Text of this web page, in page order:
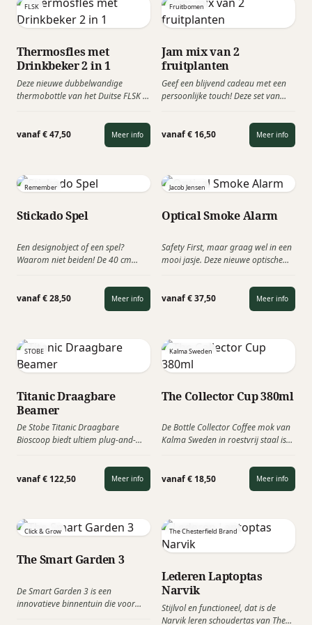
als handbagage en zijn dus perfect
voor budgetbewuste reizigers die
op zoek zijn naar stevige,
ruimte en een praktische indeling.
cl. Mooi als toevoeging van een
pakket maar ook als
jubileumcadeau!
FLSK
Thermosfles met
Drinkbeker 2 in 1
Deze nieuwe dubbelwandige
thermobottle van het Duitse FLSK is
thermosfles heeft het ook een
geïntegreerde drinkbeker.
vanaf € 47,50 Meer info
Fruitbomen
Jam mix van 2
fruitplanten
Geef een blijvend cadeau met een
persoonlijke touch! Deze set van
perfect voor een mini-moestuin,
thuis op het balkon of in de tuin.
Een duurzaam geschenk waarmee
bessenmix
vanaf € 16,50 Meer info
Remember
Stickado Spel
Een designobject of een spel?
Waarom niet beiden! De 40 cm
kunnen samen met de houten ring
worden omgetoverd tot een uniek
vanaf € 28,50 Meer info
Jacob Jensen
Optical Smoke Alarm
Safety First, maar graag wel in een
mooi jasje. Deze nieuwe optische
gezien worden. Deze rookmelder is
verkrijgbaar in 5 prachtige sjieken
vanaf € 37,50 Meer info
STOBE
Titanic Draagbare
Beamer
De Stobe Titanic Draagbare
Bioscoop biedt ultiem plug-and-
moeiteloos Netflix, beleef het WK
voetbal alsof je in het stadion zit, of
duik in je favoriete films met
transformeert elke ruimte in een
en overal. Ervaar groots
entertainment zonder gedoe!
vanaf € 122,50 Meer info
Kalma Sweden
The Collector Cup 380ml
De Bottle Collector Coffee mok van
Kalma Sweden in roestvrij staal is
Geniet van een mooie en morsvrije
beker die je drankje lang warm
houdt, zowel thuis als onderweg.
cadeauverpakking koker.
vanaf € 18,50 Meer info
Click & Grow
The Smart Garden 3
De Smart Garden 3 is een
innovatieve binnentuin die voor
The Chesterfield Brand
Lederen Laptoptas
Narvik
Stijlvol en functioneel, dat is de
Narvik leren schoudertas van The